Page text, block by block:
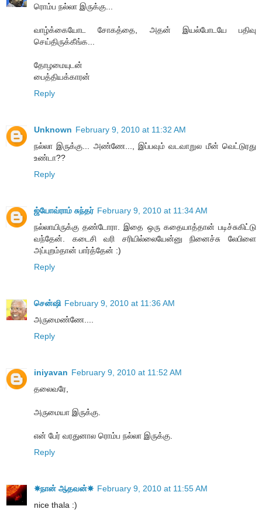
ரொம்ப நல்லா இருக்கு...
வாழ்க்கையோட சோகத்தை, அதன் இயல்போடயே பதிவு
செய்திருக்கீங்க...
தோழமையுடன்
பைத்தியக்காரன்
Reply
Unknown February 9, 2010 at 11:32 AM
நல்லா இருக்கு... அண்ணே..., இப்பவும் வடவாறுல மீன் வெட்டுரது
உண்டா??
Reply
ஜ்யோவ்ராம் சுந்தர் February 9, 2010 at 11:34 AM
நல்லாயிருக்கு தண்டோரா. இதை ஒரு கதையாத்தான் படிச்சுகிட்டு
வந்தேன். கடைசி வரி சரியில்லையேன்னு நினைச்சு லேபிளை
அப்புறம்தான் பார்த்தேன் :)
Reply
சென்ஷி February 9, 2010 at 11:36 AM
அருமைண்ணே....
Reply
iniyavan February 9, 2010 at 11:52 AM
தலைவரே,
அருமையா இருக்கு.
என் பேர் வரதுனால ரொம்ப நல்லா இருக்கு.
Reply
☀நான் ஆதவன்☀ February 9, 2010 at 11:55 AM
nice thala :)